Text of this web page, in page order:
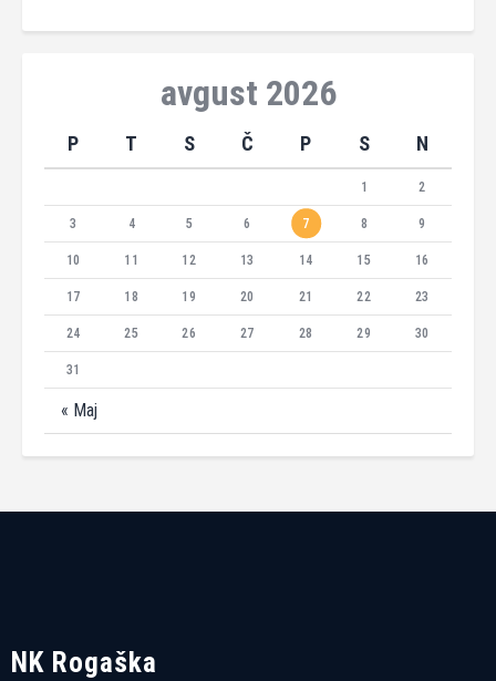
avgust 2026
P T S Č P S N
« Maj
1 2
3 4 5 6 7 8 9
10 11 12 13 14 15 16
17 18 19 20 21 22 23
24 25 26 27 28 29 30
31
NK Rogaška